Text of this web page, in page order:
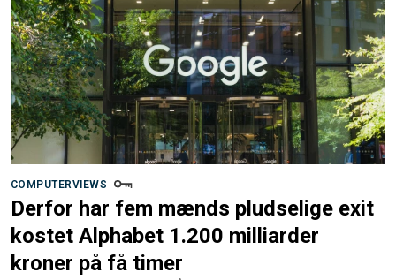
COMPUTERVIEWS
Derfor har fem mænds pludselige exit
kostet Alphabet 1.200 milliarder
kroner på få timer